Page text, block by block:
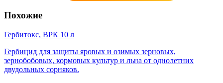
Похожие
Гербитокс, ВРК 10 л
Гербицид для защиты яровых и озимых зерновых,
зернобобовых, кормовых культур и льна от однолетних
двудольных сорняков.